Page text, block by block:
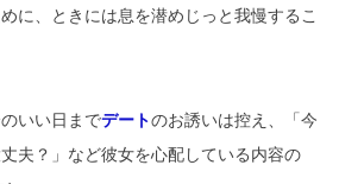
に、ときには息を潜めじっと我慢するこ
いい日までデートのお誘いは控え、「今
夫？」など彼女を心配している内容の